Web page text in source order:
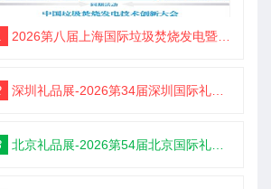
2026第八届上海国际垃圾焚烧发电暨固废处理技术展览会
深圳礼品展-2026第34届深圳国际礼品及家居用品展览会
北京礼品展-2026第54届北京国际礼品、赠品及家庭用品展览会